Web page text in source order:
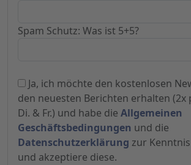
Spam Schutz: Was ist 5+5?
Ja, ich möchte den kostenlosen
den neuesten Berichten erhalten (2x
Di. & Fr.) und habe die Allgemeinen
Geschäftsbedingungen und die
Datenschutzerklärung zur
und akzeptiere diese.